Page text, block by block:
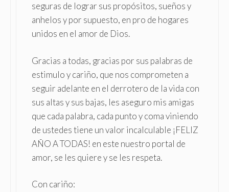
seguras de lograr sus propósitos, sueños y
anhelos y por supuesto, en pro de hogares
unidos en el amor de Dios.
Gracias a todas, gracias por sus palabras de
estimulo y cariño, que nos comprometen a
seguir adelante en el derrotero de la vida con
sus altas y sus bajas, les aseguro mis amigas
que cada palabra, cada punto y coma viniendo
de ustedes tiene un valor incalculable ¡FELIZ
AÑO A TODAS! en este nuestro portal de
amor, se les quiere y se les respeta.
Con cariño: